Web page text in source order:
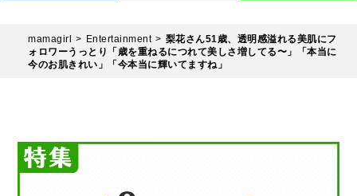
mamagirl Entertainment
梨花さん51歳、透明感溢れる美肌にフ
ォロワーうっとり「歳を重ねるにつれて美しさ増してる〜」「本当に
今のお肌きれい」「今本当に輝いてますね」